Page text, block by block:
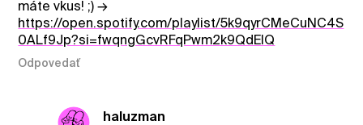
máte vkus! ;) →
https://open.spotify.com/playlist/5k9qyrCMeCuNC4S
0ALf9Jp?si=fwqngGcvRFqPwm2k9QdElQ
Odpovedať
haluzman